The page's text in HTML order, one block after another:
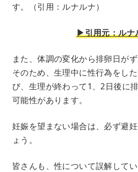
す。（引用：ルナルナ）
▶︎引用元：ルナ
また、体調の変化から排卵日がず
そのため、生理中に性行為をし
び、生理が終わって1、2日後に
可能性があります。
妊娠を望まない場合は、必ず避
ょう。
皆さんも、性について誤解して